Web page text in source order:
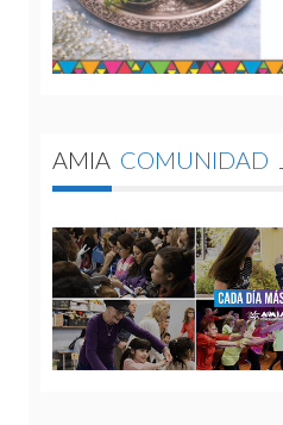
AMIA COMUNIDAD